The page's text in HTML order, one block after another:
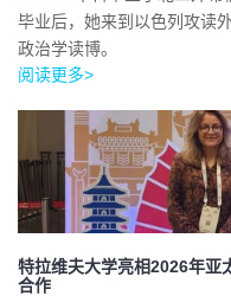
毕业后，她来到以色列攻读
政治学读博。
阅读更多>
特拉维夫大学亮相2026年亚
合作